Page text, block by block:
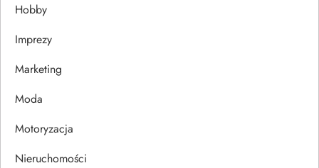
a
w
p
Hobby
Imprezy
Marketing
Moda
Motoryzacja
Nieruchomości